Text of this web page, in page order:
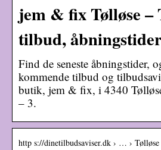
jem & fix Tølløse –
tilbud,
Find de seneste åbningstider,
kommende tilbud og
butik, jem & fix, i 4340
– 3.
http s://dinetilbudsaviser.dk › … ›